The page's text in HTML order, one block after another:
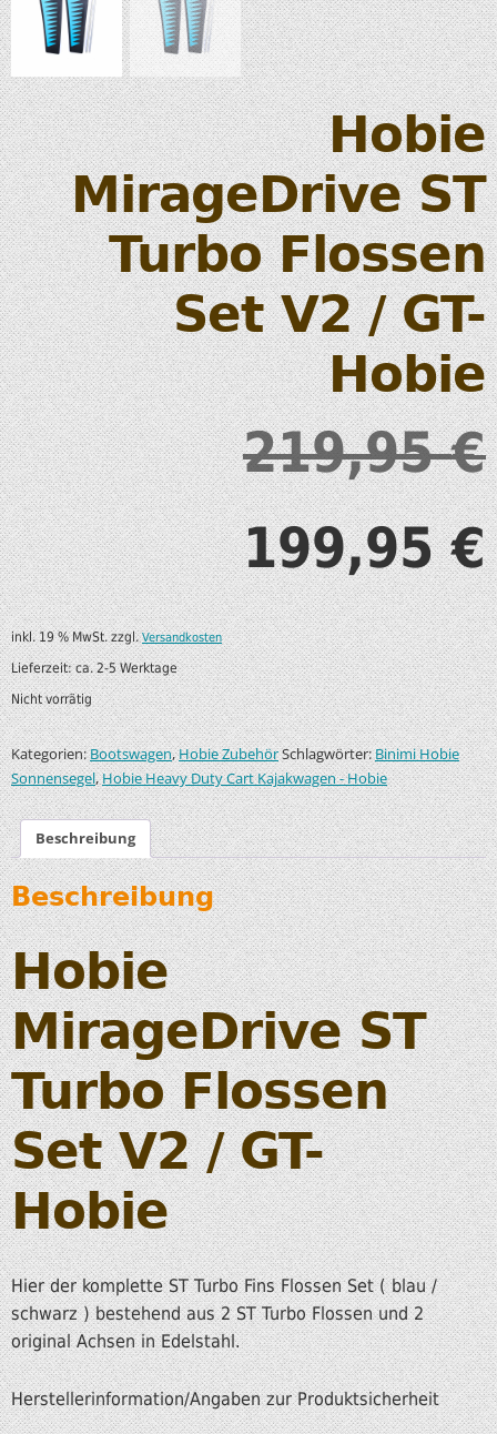
Hobie
MirageDrive ST
Turbo Flossen
Set V2 / GT-
Hobie
219,95€
199,95€
inkl. 19 % MwSt. zzgl.Versandkosten
Lieferzeit:ca. 2-5 Werktage
Nicht vorrätig
Kategorien:Bootswagen,Hobie ZubehörSchlagwörter:Binimi Hobie
Sonnensegel,Hobie Heavy Duty Cart Kajakwagen - Hobie
Beschreibung
Beschreibung
Hobie
MirageDrive ST
Turbo Flossen
Set V2 / GT-
Hobie
Hier der komplette ST Turbo Fins Flossen Set ( blau /
schwarz ) bestehend aus 2 ST Turbo Flossen und 2
original Achsen in Edelstahl.
Herstellerinformation/Angaben zur Produktsicherheit